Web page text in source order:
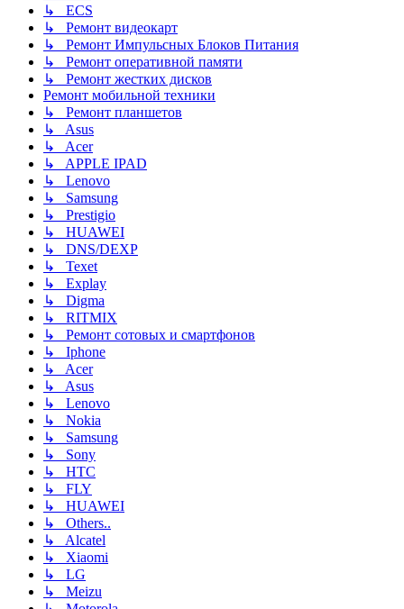
↳ ECS
↳ Ремонт видеокарт
↳ Ремонт Импульсных Блоков Питания
↳ Ремонт оперативной памяти
↳ Ремонт жестких дисков
Ремонт мобильной техники
↳ Ремонт планшетов
↳ Asus
↳ Acer
↳ APPLE IPAD
↳ Lenovo
↳ Samsung
↳ Prestigio
↳ HUAWEI
↳ DNS/DEXP
↳ Texet
↳ Explay
↳ Digma
↳ RITMIX
↳ Ремонт сотовых и смартфонов
↳ Iphone
↳ Acer
↳ Asus
↳ Lenovo
↳ Nokia
↳ Samsung
↳ Sony
↳ HTC
↳ FLY
↳ HUAWEI
↳ Others..
↳ Alcatel
↳ Xiaomi
↳ LG
↳ Meizu